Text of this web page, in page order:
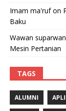
Imam ma'rufon
Baku
Wawan suparwan
Mesin Pertanian
TAGS
ALUMNI